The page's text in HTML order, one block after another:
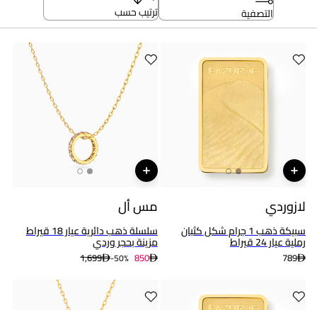
التصفية ترتيب حسب
لازوردي
سبيكة ذهب 1 جرام شكل كثبان
رملية عيار 24 قيراط
789
مس أل
سلسلة ذهب دائرية عيار 18 قيراط
مزينة بحجر وردي
1,699 50%- 850